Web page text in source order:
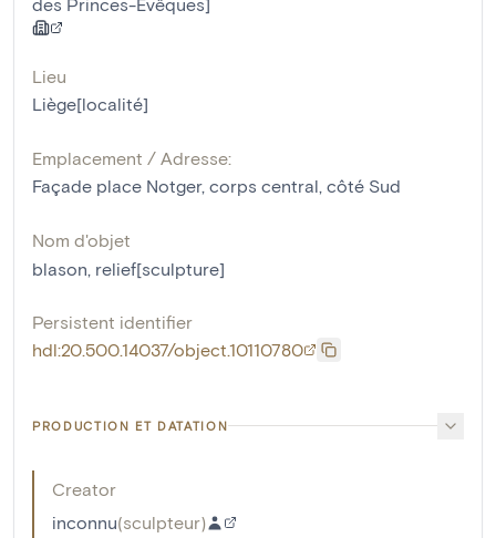
Lieu
Liège[localité]
Emplacement / Adresse:
Façade place Notger, corps central, côté Sud
Nom d'objet
blason relief[sculpture]
Persistent identifier
hdl:20.500.14037/object.10110780
PRODUCTION ET DATATION
Creator
inconnu(sculpteur)